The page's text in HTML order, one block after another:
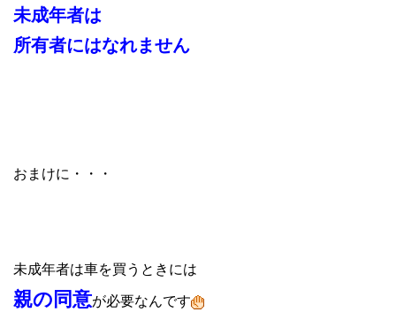
未成年者は
所有者にはなれません
おまけに・・・
未成年者は車を買うときには
親の同意が必要なんです